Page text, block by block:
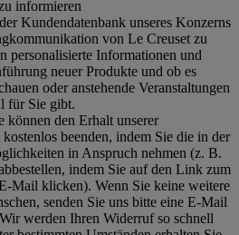
informieren
Kundendatenbank unseres Konzerns
von Le Creuset zu
personalisierte Informationen und
neuer Produkte und ob es
oder anstehende Veranstaltungen
für Sie gibt.
können den Erhalt unserer
beenden, indem Sie die in der
in Anspruch nehmen (z. B.
indem Sie auf den Link zum
Mail klicken). Wenn Sie keine weitere
senden Sie uns bitte eine E-Mail
werden Ihren Widerruf so schnell